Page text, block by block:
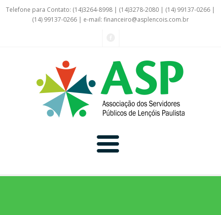
Telefone para Contato: (14)3264-8998 | (14)3278-2080 | (14) 99137-0266 |
(14) 99137-0266 | e-mail: financeiro@asplencois.com.br
Convênio Online